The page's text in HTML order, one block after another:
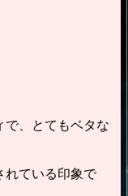
、とてもベタな
れている印象で